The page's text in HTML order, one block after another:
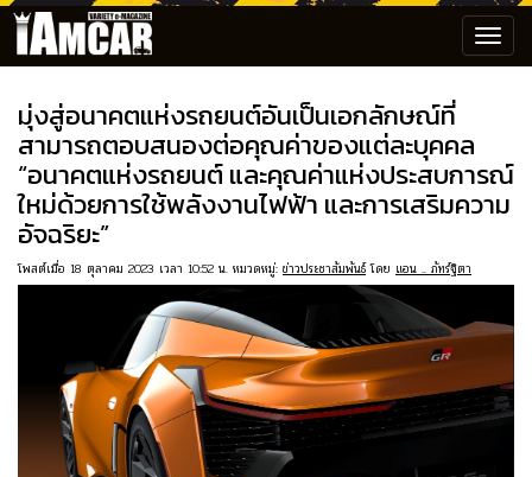
มุ่งสู่อนาคตแห่งรถยนต์อันเป็นเอกลักษณ์ที่
สามารถตอบสนองต่อคุณค่าของแต่ละบุคคล
“อนาคตแห่งรถยนต์ และคุณค่าแห่งประสบการณ์
ใหม่ด้วยการใช้พลังงานไฟฟ้า และการเสริมความ
อัจฉริยะ”
โพสต์เมื่อ 18 ตุลาคม 2023 เวลา 10:52 น. หมวดหมู่: ข่าวประชาสัมพันธ์โดย แอน .. ภัทร์ฐิตา